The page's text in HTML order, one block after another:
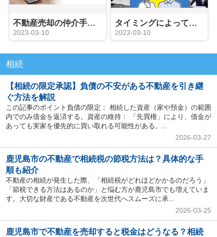
不動産売却の仲介手数料とは？
2023-03-10
タイミングによって変わる相続不動産の相談はどこにするべき？
2023-03-10
相続
【相続の限定承認】負債の不安がある不動産を引き継
ぐ方法を解説
この記事のポイント負債の限定： 相続した資産（家や預金）の範囲
内でのみ借金を返済する。資産の維持： 「先買権」により、借金が
あっても実家を優先的に買い取れる可能性がある。...
2026-03-27
鹿児島市の不動産で相続税の節税方法は？具体的な手
順も紹介
不動産の相続が発生した際、「相続税がどれほどかかるのだろう」
「節税できる方法はあるのか」と悩む方が鹿児島市でも増えていま
す。大切な財産である不動産を次世代へスムーズに承...
2026-03-25
鹿児島市で不動産を売却すると税金はどうなる？相続